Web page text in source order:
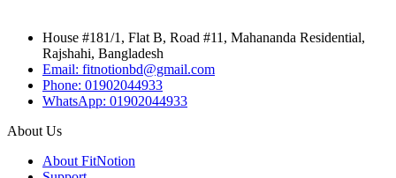
House #181/1, Flat B, Road #11, Mahananda Residential,
Rajshahi, Bangladesh
Email: fitnotionbd@gmail.com
Phone: 01902044933
WhatsApp: 01902044933
About Us
About FitNotion